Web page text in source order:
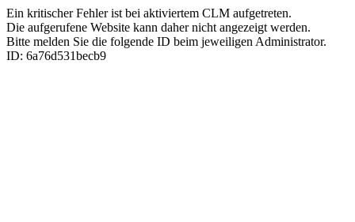
Ein kritischer Fehler ist bei aktiviertem CLM aufgetreten.
Die aufgerufene Website kann daher nicht angezeigt werden.
Bitte melden Sie die folgende ID beim jeweiligen Administrator.
ID: 6a76d531becb9